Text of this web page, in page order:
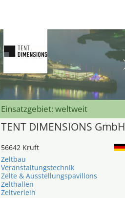
Einsatzgebiet: weltweit
TENT DIMENSIONS GmbH
56642 Kruft
Zeltbau
Veranstaltungstechnik
Zelte & Ausstellungspavillons
Zelthallen
Zeltverleih